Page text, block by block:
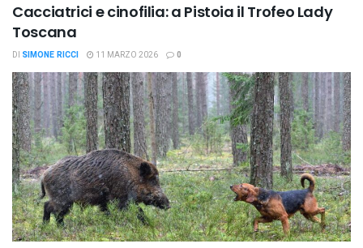
Cacciatrici e cinofilia: a Pistoia il Trofeo Lady
Toscana
DI SIMONE RICCI 11 MARZO 2026 0